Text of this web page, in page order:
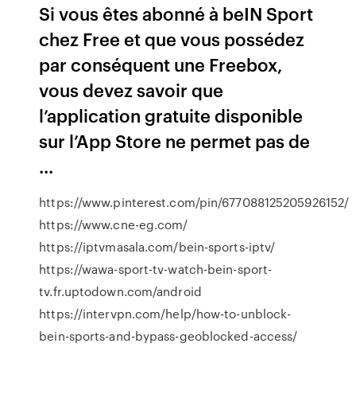
Si vous êtes abonné à beIN Sport
chez Free et que vous possédez
par conséquent une Freebox,
vous devez savoir que
l’application gratuite disponible
sur l’App Store ne permet pas de
...
https://www.pinterest.com/pin/677088125205926152/
https://www.cne-eg.com/
https://iptvmasala.com/bein-sports-iptv/
https://wawa-sport-tv-watch-bein-sport-
tv.fr.uptodown.com/android
https://intervpn.com/help/how-to-unblock-
bein-sports-and-bypass-geoblocked-access/